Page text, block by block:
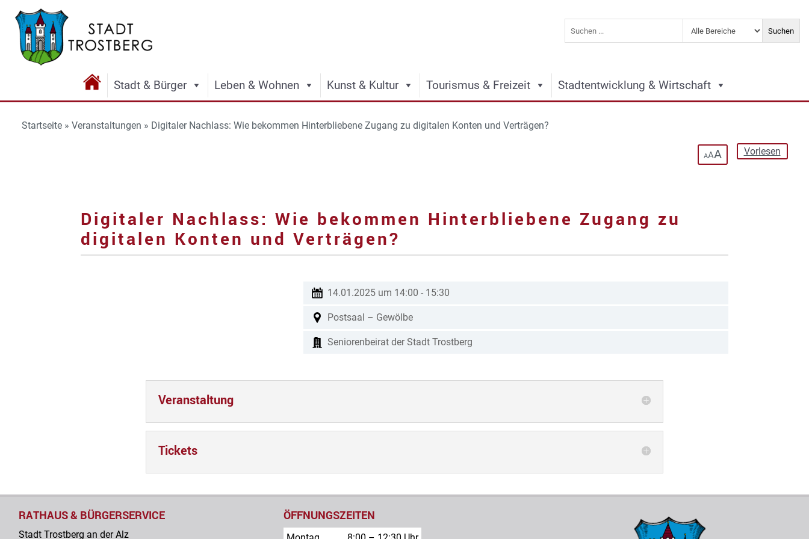
Stadt & Bürger Leben & Wohnen Kunst & Kultur Tourismus & Freizeit Stadtentwicklung & Wirtschaft
Startseite» Veranstaltungen » Digitaler Nachlass: Wie bekommen Hinterbliebene Zugang zu digitalen Konten und Verträgen?
Vorlesen
AAA
Digitaler Nachlass: Wie bekommen Hinterbliebene Zugang zu
digitalen Konten und Verträgen?
14.01.2025 um 14:00 - 15:30
Postsaal – Gewölbe
Seniorenbeirat der Stadt Trostberg
Veranstaltung
Tickets
RATHAUS & BÜRGERSERVICE
Stadt Trostberg an der Alz
ÖFFNUNGSZEITEN